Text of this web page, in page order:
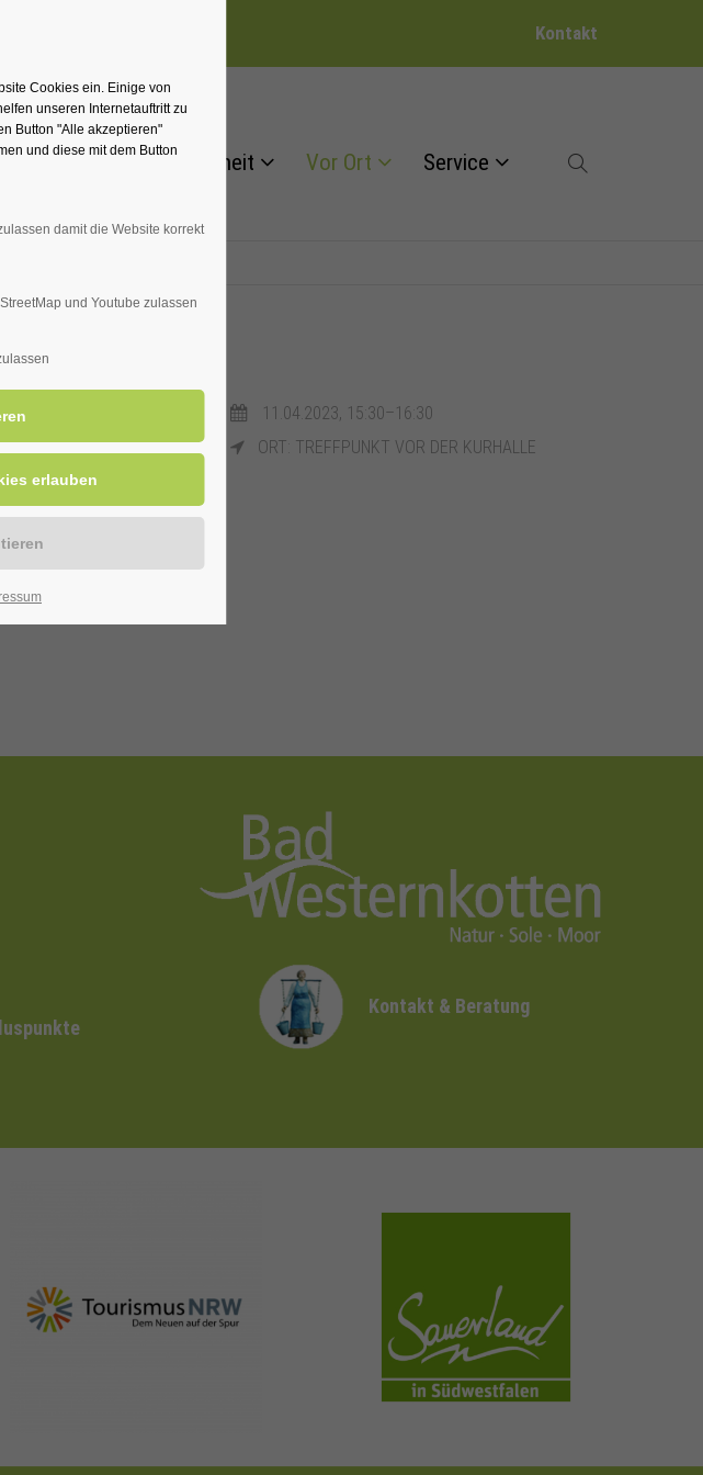
Kontakt
Für Ihre Gesundheit Vor Ort Service
11.04.2023, 15:30–16:30
ORT: TREFFPUNKT VOR DER KURHALLE
Kontakt & Beratung
nrw-tourismus.de sauerland.com
Cookies ein. Einige von
unseren Internetauftritt zu
Button "Alle akzeptieren"
und diese mit dem Button
damit die Website korrekt
und Youtube zulassen